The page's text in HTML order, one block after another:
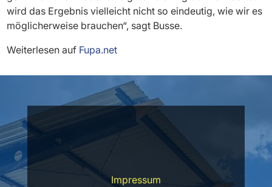
wird das Ergebnis vielleicht nicht so eindeutig, wie wir es
möglicherweise brauchen“, sagt Busse.
Weiterlesen auf Fupa.net
Impressum